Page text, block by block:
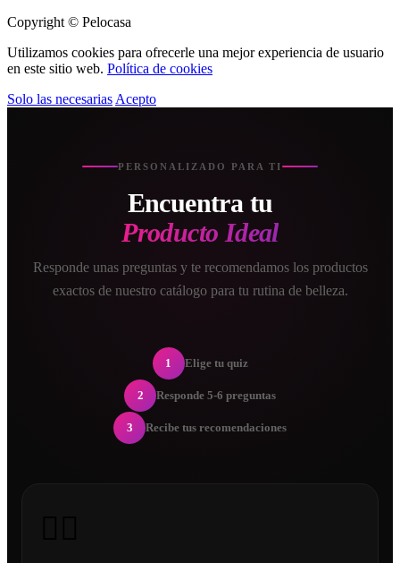
Copyright © Pelocasa
Utilizamos cookies para ofrecerle una mejor experiencia de usuario
en este sitio web. Política de cookies
Solo las necesarias Acepto
PERSONALIZADO PARA TI
Encuentra tu
Producto Ideal
Responde unas preguntas y te recomendamos los productos
exactos de nuestro catálogo para tu rutina de belleza.
1 Elige tu quiz
2 Responde 5-6 preguntas
3 Recibe tus recomendaciones